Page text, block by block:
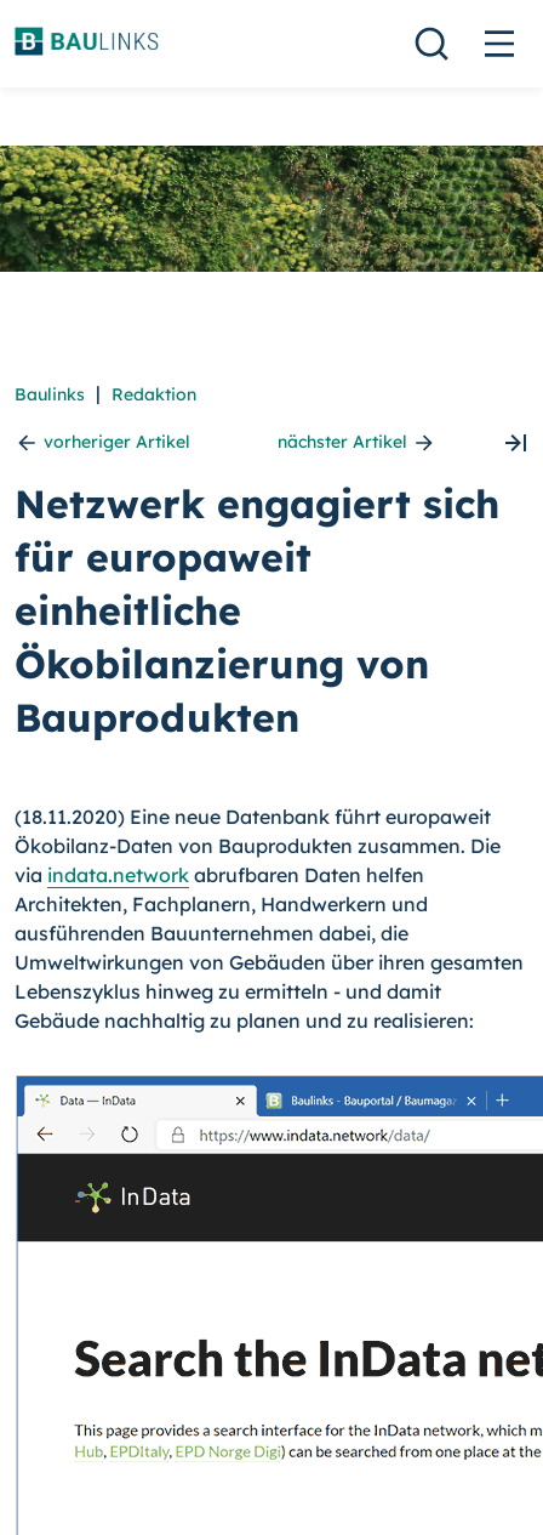
Baulinks | Redaktion
vorheriger Artikel nächster Artikel
Netzwerk engagiert sich
für europaweit
einheitliche
Ökobilanzierung von
Bauprodukten
(18.11.2020) Eine neue Datenbank führt europaweit
Ökobilanz-Daten von Bauprodukten zusammen. Die
via indata.network abrufbaren Daten helfen
Architekten, Fachplanern, Handwerkern und
ausführenden Bauunternehmen dabei, die
Umweltwirkungen von Gebäuden über ihren gesamten
Lebenszyklus hinweg zu ermitteln - und damit
Gebäude nachhaltig zu planen und zu realisieren: